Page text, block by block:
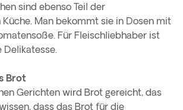
sind ebenso Teil der
Man bekommt sie in Dosen mit
Für Fleischliebhaber ist
Delikatesse.
Brot
Gerichten wird Brot gereicht, das
dass das Brot für die